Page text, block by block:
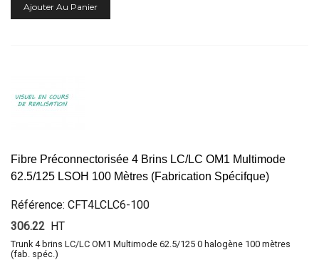
Ajouter Au Panier
Fibre Préconnectorisée 4 Brins LC/LC OM1 Multimode
62.5/125 LSOH 100 Mètres (Fabrication Spécifque)
Référence: CFT4LCLC6-100
306.22 HT
Trunk 4 brins LC/LC OM1 Multimode 62.5/125 0 halogène 100 mètres
(fab. spéc.)